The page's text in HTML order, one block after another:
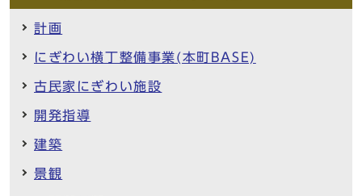
計画
にぎわい横丁整備事業(本町BASE)
古民家にぎわい施設
開発指導
建築
景観